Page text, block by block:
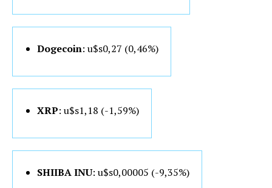
Dogecoin: u$s0,27 (0,46%)
XRP: u$s1,18 (-1,59%)
SHIIBA INU: u$s0,00005 (-9,35%)